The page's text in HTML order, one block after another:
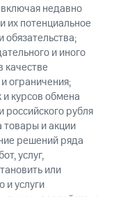
недавно
их потенциальное
обязательства;
и иного
качестве
ограничения;
и курсов обмена
рубля
товары и акции
решений ряда
услуг,
или
и услуги